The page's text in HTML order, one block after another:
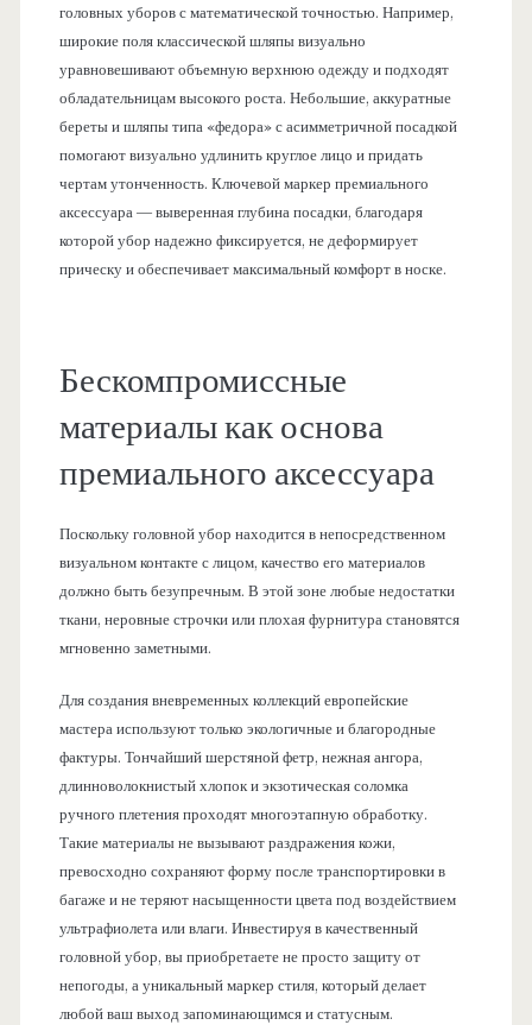
головных уборов с математической точностью. Например,
широкие поля классической шляпы визуально
уравновешивают объемную верхнюю одежду и подходят
обладательницам высокого роста. Небольшие, аккуратные
береты и шляпы типа «федора» с асимметричной посадкой
помогают визуально удлинить круглое лицо и придать
чертам утонченность. Ключевой маркер премиального
аксессуара — выверенная глубина посадки, благодаря
которой убор надежно фиксируется, не деформирует
прическу и обеспечивает максимальный комфорт в носке.
Бескомпромиссные
материалы как основа
премиального аксессуара
Поскольку головной убор находится в непосредственном
визуальном контакте с лицом, качество его материалов
должно быть безупречным. В этой зоне любые недостатки
ткани, неровные строчки или плохая фурнитура становятся
мгновенно заметными.
Для создания вневременных коллекций европейские
мастера используют только экологичные и благородные
фактуры. Тончайший шерстяной фетр, нежная ангора,
длинноволокнистый хлопок и экзотическая соломка
ручного плетения проходят многоэтапную обработку.
Такие материалы не вызывают раздражения кожи,
превосходно сохраняют форму после транспортировки в
багаже и не теряют насыщенности цвета под воздействием
ультрафиолета или влаги. Инвестируя в качественный
головной убор, вы приобретаете не просто защиту от
непогоды, а уникальный маркер стиля, который делает
любой ваш выход запоминающимся и статусным.